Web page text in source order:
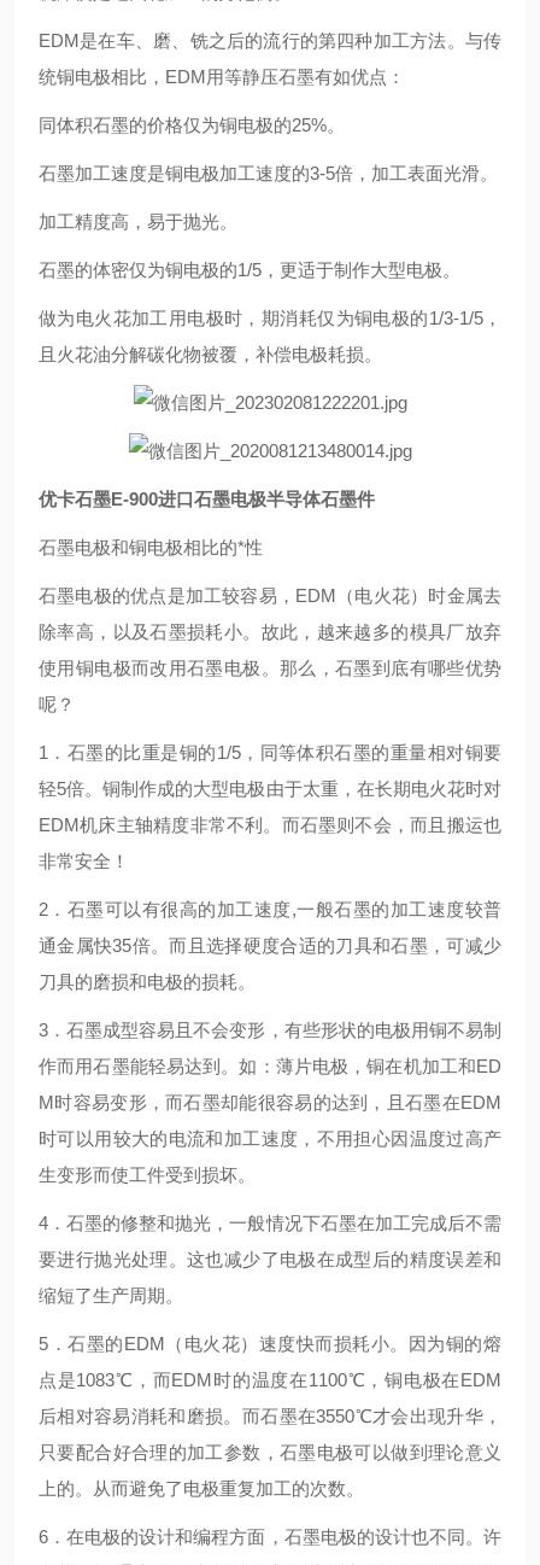
EDM是在车、磨、铣之后的流行的第四种加工方法。与传
统铜电极相比，EDM用等静压石墨有如优点：
同体积石墨的价格仅为铜电极的25%。
石墨加工速度是铜电极加工速度的3-5倍，加工表面光滑。
加工精度高，易于抛光。
石墨的体密仅为铜电极的1/5，更适于制作大型电极。
做为电火花加工用电极时，期消耗仅为铜电极的1/3-1/5，
且火花油分解碳化物被覆，补偿电极耗损。
优卡石墨E-900进口石墨电极半导体石墨件
石墨电极和铜电极相比的*性
石墨电极的优点是加工较容易，EDM（电火花）时金属去
除率高，以及石墨损耗小。故此，越来越多的模具厂放弃
使用铜电极而改用石墨电极。那么，石墨到底有哪些优势
呢？
1．石墨的比重是铜的1/5，同等体积石墨的重量相对铜要
轻5倍。铜制作成的大型电极由于太重，在长期电火花时对
EDM机床主轴精度非常不利。而石墨则不会，而且搬运也
非常安全！
2．石墨可以有很高的加工速度,一般石墨的加工速度较普
通金属快35倍。而且选择硬度合适的刀具和石墨，可减少
刀具的磨损和电极的损耗。
3．石墨成型容易且不会变形，有些形状的电极用铜不易制
作而用石墨能轻易达到。如：薄片电极，铜在机加工和ED
M时容易变形，而石墨却能很容易的达到，且石墨在EDM
时可以用较大的电流和加工速度，不用担心因温度过高产
生变形而使工件受到损坏。
4．石墨的修整和抛光，一般情况下石墨在加工完成后不需
要进行抛光处理。这也减少了电极在成型后的精度误差和
缩短了生产周期。
5．石墨的EDM（电火花）速度快而损耗小。因为铜的熔
点是1083℃，而EDM时的温度在1100℃，铜电极在EDM
后相对容易消耗和磨损。而石墨在3550℃才会出现升华，
只要配合好合理的加工参数，石墨电极可以做到理论意义
上的。从而避免了电极重复加工的次数。
6．在电极的设计和编程方面，石墨电极的设计也不同。许